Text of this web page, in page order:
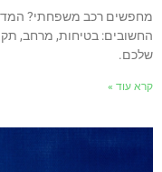
רכב משפחתי?
בטיחות, מרחב,
עוד »